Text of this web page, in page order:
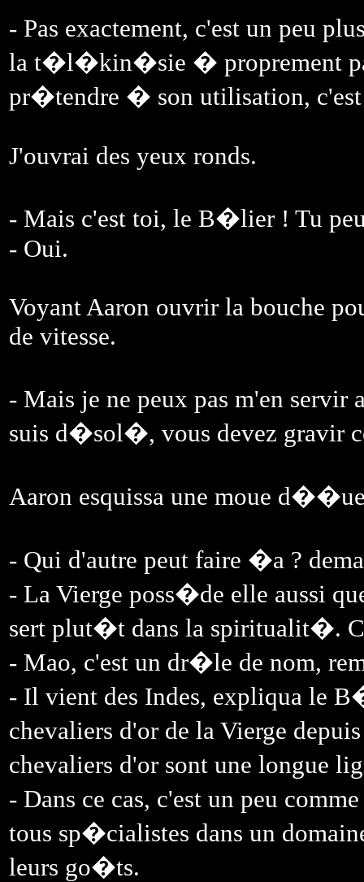
- Pas exactement, c'est un peu
la t�l�kin�sie � proprement
pr�tendre � son utilisation,
J'ouvrai des yeux ronds.
- Mais c'est toi, le B�lier ! Tu
- Oui.
Voyant Aaron ouvrir la bouche
de vitesse.
- Mais je ne peux pas m'en
suis d�sol�, vous devez gravir
Aaron esquissa une moue
- Qui d'autre peut faire �a ?
- La Vierge poss�de elle aussi
sert plut�t dans la spiritualit�.
- Mao, c'est un dr�le de nom,
- Il vient des Indes, expliqua le
chevaliers d'or de la Vierge
chevaliers d'or sont une longue
- Dans ce cas, c'est un peu
tous sp�cialistes dans un
leurs go�ts.